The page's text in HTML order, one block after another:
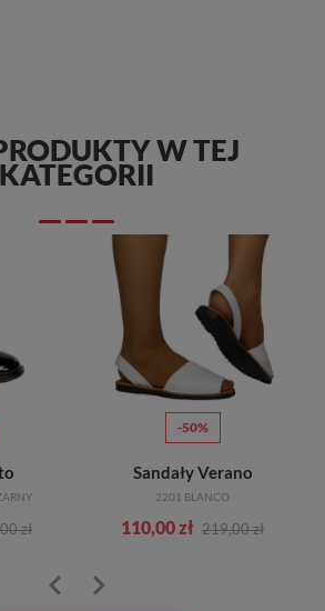
W TEJ
KATEGORII
zł
-50%
Sandały Verano
2201 BLANCO
110,00 zł 219,00 zł